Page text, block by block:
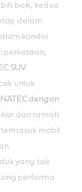
baik, kedua
dalam
kondisi
perkotaan,
SUV
untuk
dengan
dan ramah
mobil
yang tak
performa